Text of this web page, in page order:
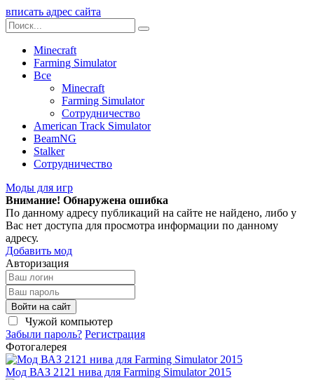
вписать адрес сайта
Minecraft
Farming Simulator
Все
Minecraft
Farming Simulator
Сотрудничество
American Track Simulator
BeamNG
Stalker
Сотрудничество
Моды для игр
Внимание! Обнаружена ошибка
По данному адресу публикаций на сайте не найдено, либо у
Вас нет доступа для просмотра информации по данному
адресу.
Добавить мод
Авторизация
Войти на сайт
Чужой компьютер
Забыли пароль? Регистрация
Фотогалерея
Мод ВАЗ 2121 нива для Farming Simulator 2015